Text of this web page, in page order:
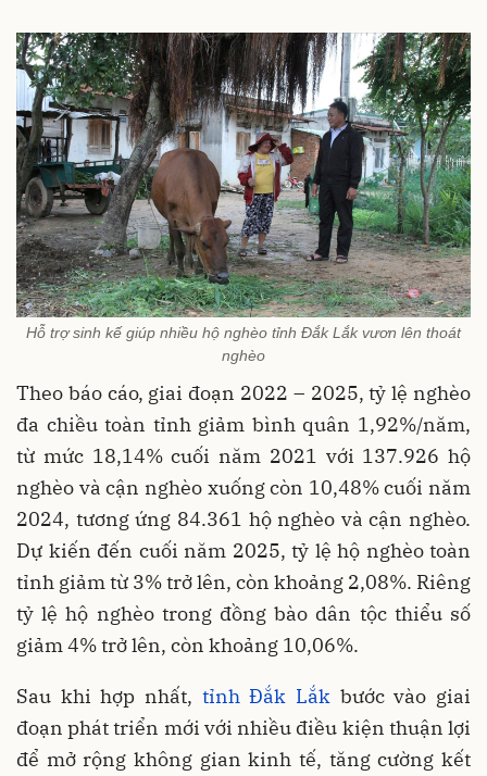
Hỗ trợ sinh kế giúp nhiều hộ nghèo tỉnh Đắk Lắk vươn lên thoát
nghèo
Theo báo cáo, giai đoạn 2022 – 2025, tỷ lệ nghèo
đa chiều toàn tỉnh giảm bình quân 1,92%/năm,
từ mức 18,14% cuối năm 2021 với 137.926 hộ
nghèo và cận nghèo xuống còn 10,48% cuối năm
2024, tương ứng 84.361 hộ nghèo và cận nghèo.
Dự kiến đến cuối năm 2025, tỷ lệ hộ nghèo toàn
tỉnh giảm từ 3% trở lên, còn khoảng 2,08%. Riêng
tỷ lệ hộ nghèo trong đồng bào dân tộc thiểu số
giảm 4% trở lên, còn khoảng 10,06%.
Sau khi hợp nhất, tỉnh Đắk Lắk bước vào giai
đoạn phát triển mới với nhiều điều kiện thuận lợi
để mở rộng không gian kinh tế, tăng cường kết